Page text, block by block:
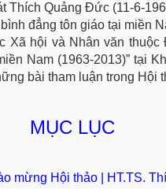
Thích Quảng Đức (11-6-
đẳng tôn giáo tại miền
hội và Nhân văn thuộc
Nam (1963-2013)” tại
bài tham luận trong Hội
MỤC LỤC
mừng Hội thảo | HT.TS.